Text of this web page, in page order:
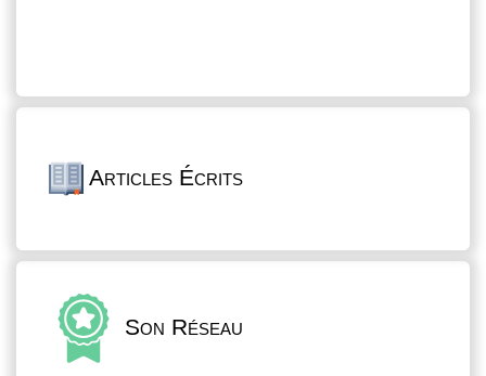
Articles Écrits
Son Réseau